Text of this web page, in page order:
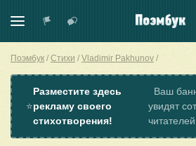
Поэмбук Стихи Vladimir Pakhunov
⭐
Разместите здесь
рекламу своего
стихотворения!
Ваш
увидят